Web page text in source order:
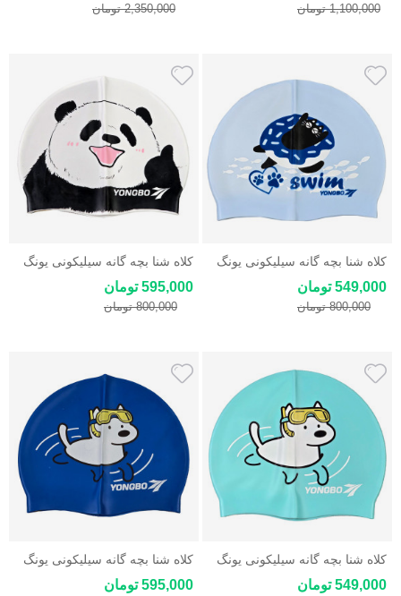
1,100,000 تومان 2,350,000 تومان
کلاه شنا بچه گانه سیلیکونی یونگ
بو Yongbo Silicon Swim Cap
549,000 تومان
800,000 تومان
کلاه شنا بچه گانه سیلیکونی یونگ
بو Yongbo Silicon Cap طرح پاندا
595,000 تومان
800,000 تومان
کلاه شنا بچه گانه سیلیکونی یونگ
بو Yongbo
549,000 تومان
کلاه شنا بچه گانه سیلیکونی یونگ
بو Yongbo
595,000 تومان